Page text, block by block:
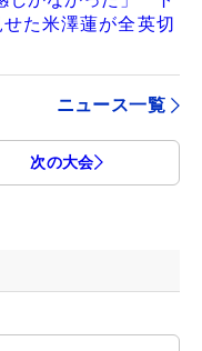
た米澤蓮が全英切
ニュース一覧
次の大会